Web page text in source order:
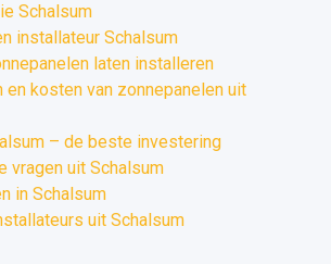
Schalsum
installateur Schalsum
laten installeren
en kosten van zonnepanelen uit
– de beste investering
vragen uit Schalsum
in Schalsum
uit Schalsum